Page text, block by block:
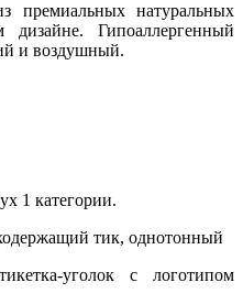
натуральных
дизайне. Гипоаллергенный
и воздушный.
1 категории.
тик, однотонный
уголок с логотипом